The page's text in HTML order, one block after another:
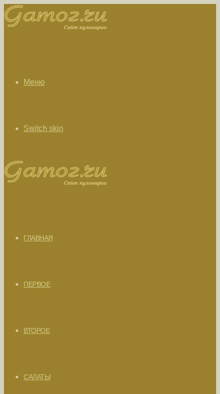
Меню
Switch skin
ГЛАВНАЯ
ПЕРВОЕ
ВТОРОЕ
САЛАТЫ